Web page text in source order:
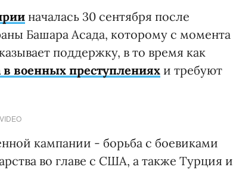
началась 30 сентября после
Башара Асада, которому с момента
поддержку, в то время как
военных преступлениях и требуют
кампании - борьба с боевиками
во главе с США, а также Турция и